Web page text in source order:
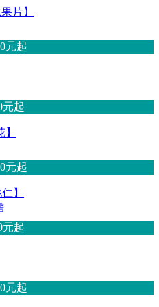
片】
元起
元起
元起
】
元起
元起